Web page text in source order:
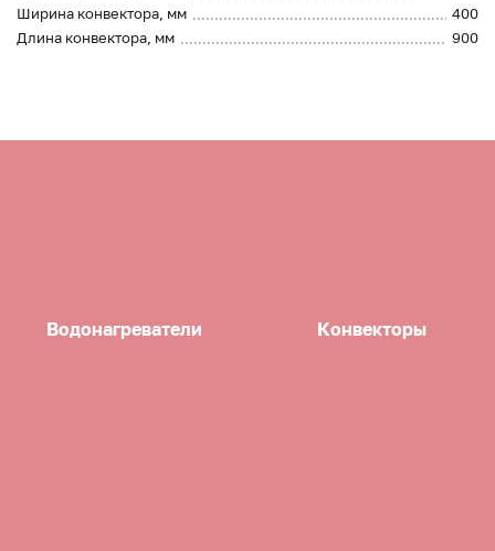
Ширина конвектора, мм
400
Длина конвектора, мм
900
Водонагреватели Конвекторы